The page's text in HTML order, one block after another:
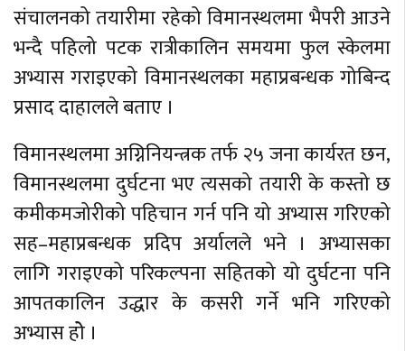
संचालनको तयारीमा रहेको विमानस्थलमा भैपरी आउने
भन्दै पहिलो पटक रात्रीकालिन समयमा फुल स्केलमा
अभ्यास गराइएको विमानस्थलका महाप्रबन्धक गोबिन्द
प्रसाद दाहालले बताए ।
विमानस्थलमा अग्निनियन्त्रक तर्फ २५ जना कार्यरत छन,
विमानस्थलमा दुर्घटना भए त्यसको तयारी के कस्तो छ
कमीकमजोरीको पहिचान गर्न पनि यो अभ्यास गरिएको
सह–महाप्रबन्धक प्रदिप अर्यालले भने । अभ्यासका
लागि गराइएको परिकल्पना सहितको यो दुर्घटना पनि
आपतकालिन उद्धार के कसरी गर्ने भनि गरिएको
अभ्यास होे ।